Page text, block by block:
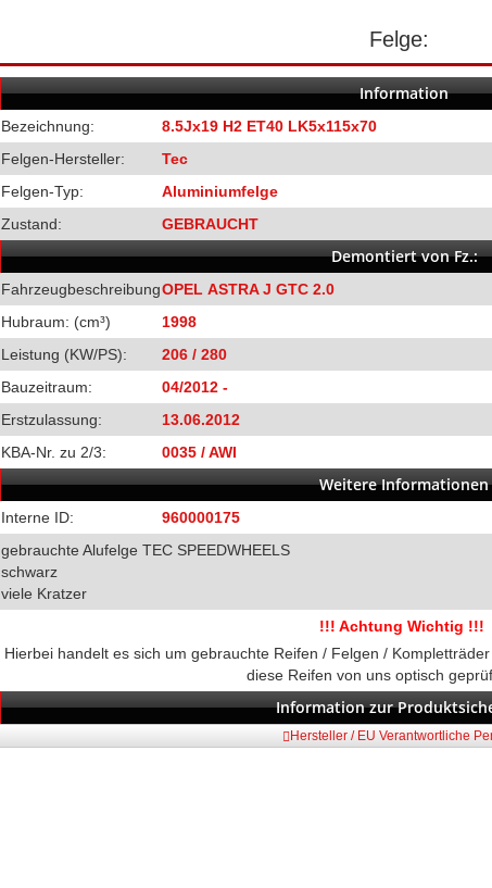
Felge:
Information
Bezeichnung:
8.5Jx19 H2 ET40 LK5x115x70
Felgen-Hersteller:
Tec
Felgen-Typ:
Aluminiumfelge
Zustand:
GEBRAUCHT
Demontiert von Fz.:
FahrzeugbeschreibungOPEL ASTRA J GTC 2.0
Hubraum: (cm³)
1998
Leistung (KW/PS):
206 / 280
Bauzeitraum:
04/2012 -
Erstzulassung:
13.06.2012
KBA-Nr. zu 2/3:
0035 / AWI
Weitere Informationen
Interne ID:
960000175
gebrauchte Alufelge TEC SPEEDWHEELS
schwarz
viele Kratzer
!!! Achtung Wichtig !!!
Hierbei handelt es sich um gebrauchte Reifen / Felgen /
diese Reifen von uns optisch
Information zur
Hersteller / EU Verantwortliche